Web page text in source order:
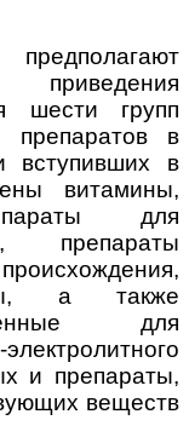
шести групп
препаратов в
вступивших в
витамины,
для
препараты
а также
для
и препараты,
веществ